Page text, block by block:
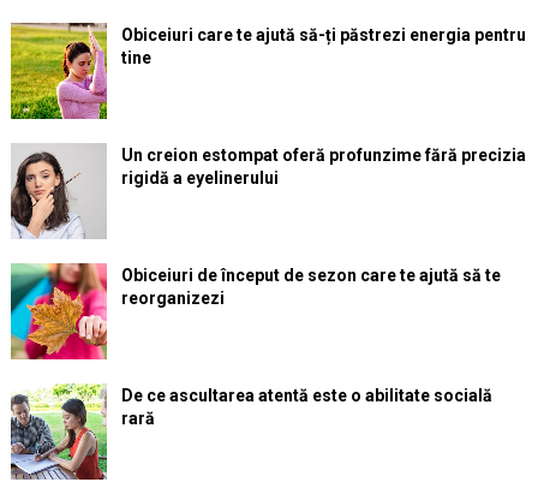
Obiceiuri care te ajută să-ți păstrezi energia pentru
tine
Un creion estompat oferă profunzime fără precizia
rigidă a eyelinerului
Obiceiuri de început de sezon care te ajută să te
reorganizezi
De ce ascultarea atentă este o abilitate socială
rară